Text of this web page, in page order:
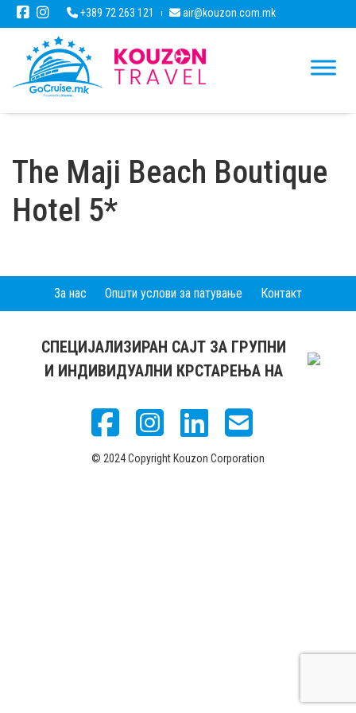
+389 72 263 121 air@kouzon.com.mk
The Maji Beach Boutique
Hotel 5*
За нас Општи услови за патување Контакт
СПЕЦИЈАЛИЗИРАН САЈТ ЗА ГРУПНИ
И ИНДИВИДУАЛНИ КРСТАРЕЊА НА
© 2024 Copyright Kouzon Corporation